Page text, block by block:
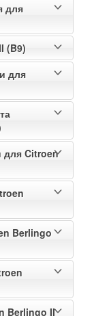
для
(B9)
для
для Citroen
Berlingo
Berlingo II